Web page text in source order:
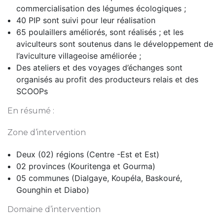
commercialisation des légumes écologiques ;
40 PIP sont suivi pour leur réalisation
65 poulaillers améliorés, sont réalisés ; et les
aviculteurs sont soutenus dans le développement de
l’aviculture villageoise améliorée ;
Des ateliers et des voyages d’échanges sont
organisés au profit des producteurs relais et des
SCOOPs
En résumé :
Zone d’intervention
Deux (02) régions (Centre -Est et Est)
02 provinces (Kouritenga et Gourma)
05 communes (Dialgaye, Koupéla, Baskouré,
Gounghin et Diabo)
Domaine d’intervention